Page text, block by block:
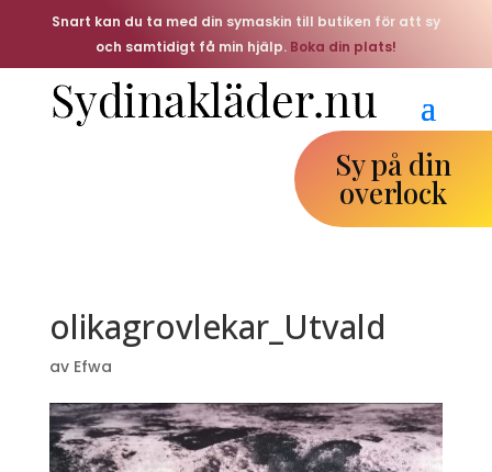
Snart kan du ta med din symaskin till butiken för att sy
och samtidigt få min hjälp. Boka din plats!
Sy på din
overlock
olikagrovlekar_Utvald
av Efwa